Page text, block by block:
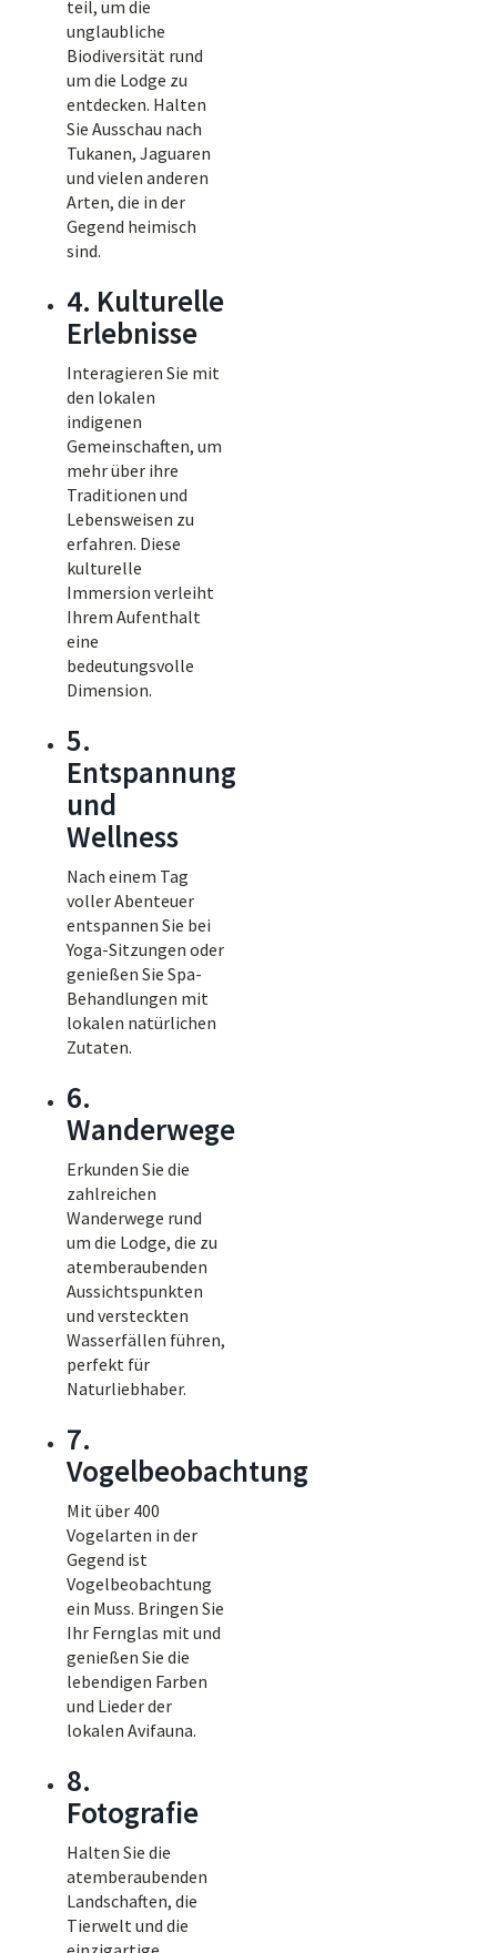
teil, um die
unglaubliche
Biodiversität rund
um die Lodge zu
entdecken. Halten
Sie Ausschau nach
Tukanen, Jaguaren
und vielen anderen
Arten, die in der
Gegend heimisch
sind.
4. Kulturelle
Erlebnisse
Interagieren Sie mit
den lokalen
indigenen
Gemeinschaften, um
mehr über ihre
Traditionen und
Lebensweisen zu
erfahren. Diese
kulturelle
Immersion verleiht
Ihrem Aufenthalt
eine
bedeutungsvolle
Dimension.
5.
Entspannung
und
Wellness
Nach einem Tag
voller Abenteuer
entspannen Sie bei
Yoga-Sitzungen oder
genießen Sie Spa-
Behandlungen mit
lokalen natürlichen
Zutaten.
6.
Wanderwege
Erkunden Sie die
zahlreichen
Wanderwege rund
um die Lodge, die zu
atemberaubenden
Aussichtspunkten
und versteckten
Wasserfällen führen,
perfekt für
Naturliebhaber.
7.
Vogelbeobachtung
Mit über 400
Vogelarten in der
Gegend ist
Vogelbeobachtung
ein Muss. Bringen Sie
Ihr Fernglas mit und
genießen Sie die
lebendigen Farben
und Lieder der
lokalen Avifauna.
8.
Fotografie
Halten Sie die
atemberaubenden
Landschaften, die
Tierwelt und die